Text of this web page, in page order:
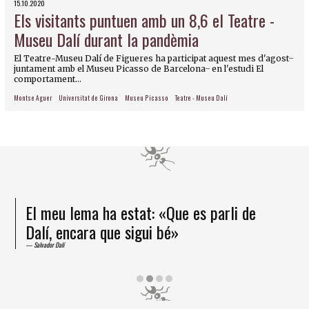
15.10.2020
Els visitants puntuen amb un 8,6 el Teatre -
Museu Dalí durant la pandèmia
El Teatre-Museu Dalí de Figueres ha participat aquest mes d'agost ̶
juntament amb el Museu Picasso de Barcelona ̶ en l'estudi El
comportament...
Montse Aguer Universitat de Girona Museu Picasso Teatre - Museu Dalí
El meu lema ha estat: «Que es parli de
Dalí, encara que sigui bé»
Salvador Dalí